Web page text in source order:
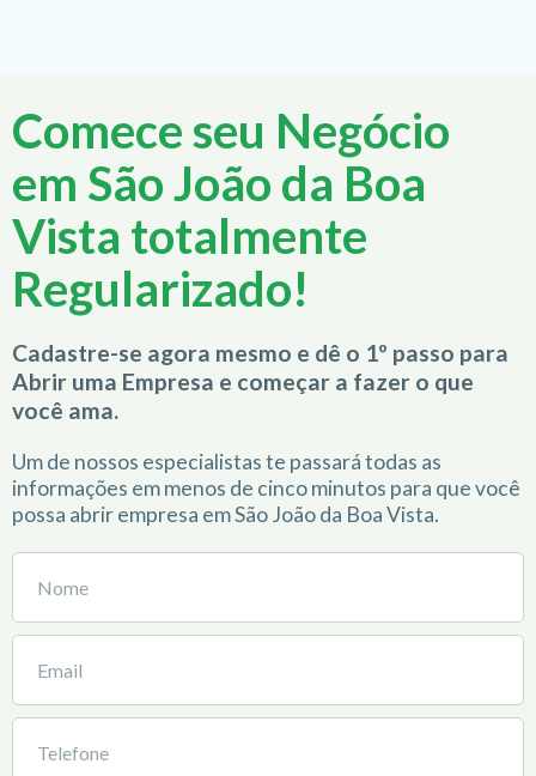
Comece seu Negócio
em São João da Boa
Vista totalmente
Regularizado!
Cadastre-se agora mesmo e dê o 1º passo para
Abrir uma Empresa e começar a fazer o que
você ama.
Um de nossos especialistas te passará todas as
informações em menos de cinco minutos para que você
possa abrir empresa em São João da Boa Vista.